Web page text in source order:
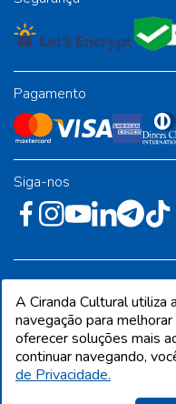
Pagamento
Siga-nos
Industrial -
CIRANDA CULTURAL
reservados. Proibida
A Ciranda Cultural utiliza
navegação para
oferecer soluções mais
continuar navegando,
de Privacidade.